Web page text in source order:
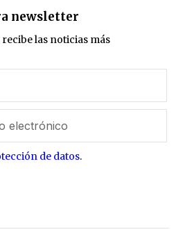
newsletter
las noticias más
de datos.